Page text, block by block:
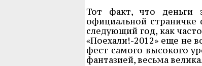
Тот факт, что деньги
официальной
следующий год, как
«Поехали!-2012» еще не
фест самого высокого
фантазией, весьма